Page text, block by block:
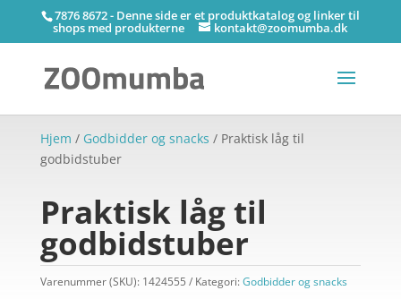
7876 8672 - Denne side er et produktkatalog og linker til
shops med produkterne kontakt@zoomumba.dk
Hjem / Godbidder og snacks / Praktisk låg til
godbidstuber
Praktisk låg til
godbidstuber
Varenummer (SKU): 1424555 Kategori:Godbidder og snacks